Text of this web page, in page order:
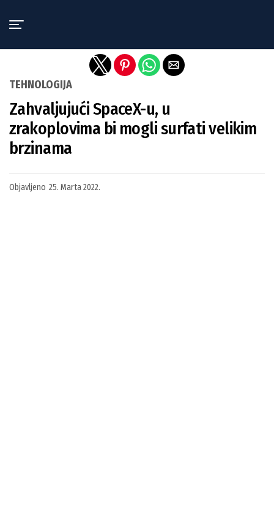
TEHNOLOGIJA
Zahvaljujući SpaceX-u, u
zrakoplovima bi mogli surfati velikim
brzinama
Objavljeno 25. Marta 2022.